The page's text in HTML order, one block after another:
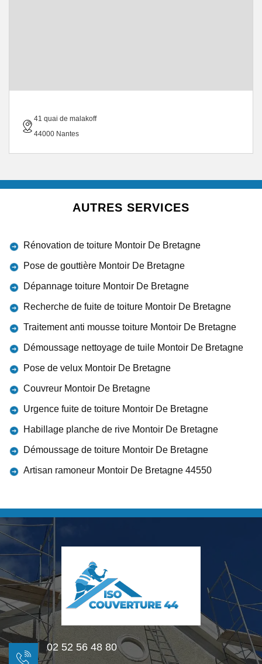
41 quai de malakoff
44000 Nantes
AUTRES SERVICES
Rénovation de toiture Montoir De Bretagne
Pose de gouttière Montoir De Bretagne
Dépannage toiture Montoir De Bretagne
Recherche de fuite de toiture Montoir De Bretagne
Traitement anti mousse toiture Montoir De Bretagne
Démoussage nettoyage de tuile Montoir De Bretagne
Pose de velux Montoir De Bretagne
Couvreur Montoir De Bretagne
Urgence fuite de toiture Montoir De Bretagne
Habillage planche de rive Montoir De Bretagne
Démoussage de toiture Montoir De Bretagne
Artisan ramoneur Montoir De Bretagne 44550
02 52 56 48 80